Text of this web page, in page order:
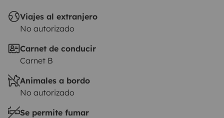
Viajes al extranjero
No autorizado
Carnet de conducir
Carnet B
Animales a bordo
No autorizado
Se permite fumar